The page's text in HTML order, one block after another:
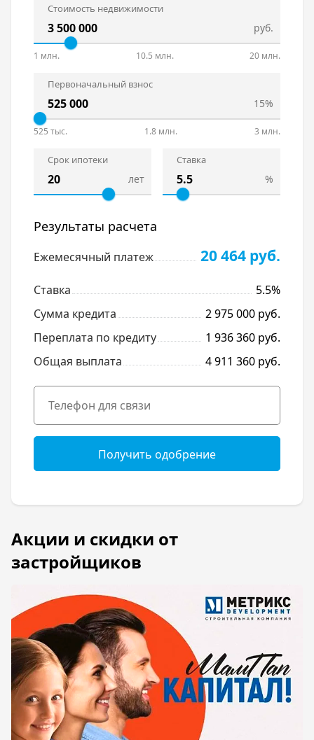
Стоимость недвижимости
руб.
1 млн. 10.5 млн. 20 млн.
Первоначальный взнос
15%
525 тыс. 1.8 млн. 3 млн.
Срок ипотеки
лет
Ставка
%
Результаты расчета
Ежемесячный платеж 20 464 руб.
Ставка
5.5%
Сумма кредита
2 975 000 руб.
Переплата по кредиту
1 936 360 руб.
Общая выплата
4 911 360 руб.
Получить одобрение